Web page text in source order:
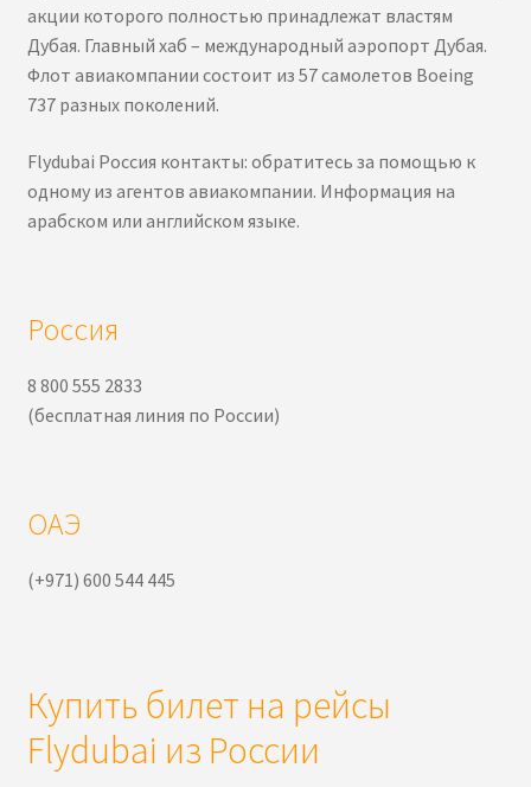
акции которого полностью принадлежат властям
Дубая. Главный хаб – международный аэропорт Дубая.
Флот авиакомпании состоит из 57 самолетов Boeing
737 разных поколений.
Flydubai Россия контакты: обратитесь за помощью к
одному из агентов авиакомпании. Информация на
арабском или английском языке.
Россия
8 800 555 2833
(бесплатная линия по России)
ОАЭ
(+971) 600 544 445
Купить билет на рейсы
Flydubai из России